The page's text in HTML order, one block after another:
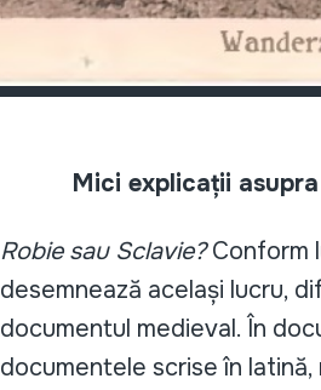
Mici explicații asupra
Robie sau Sclavie?Conform
desemnează același lucru,
documentul medieval. În
documentele scrise în latină,